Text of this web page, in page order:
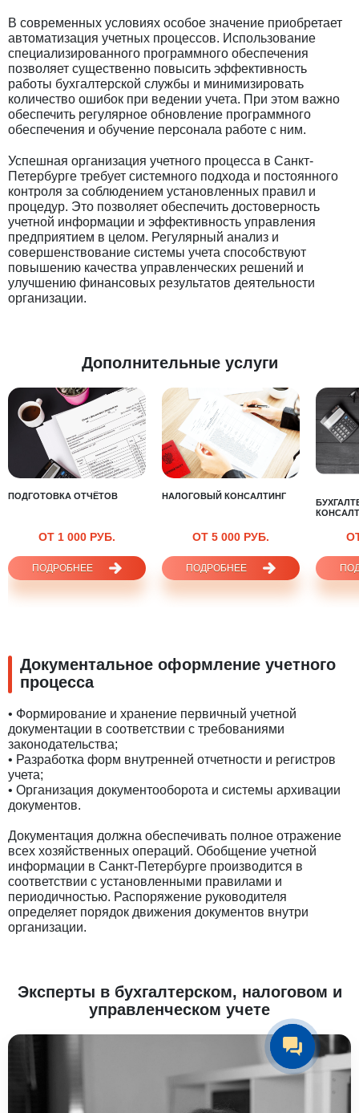
В современных условиях особое значение приобретает
автоматизация учетных процессов. Использование
специализированного программного обеспечения
позволяет существенно повысить эффективность
работы бухгалтерской службы и минимизировать
количество ошибок при ведении учета. При этом важно
обеспечить регулярное обновление программного
обеспечения и обучение персонала работе с ним.
Успешная организация учетного процесса в Санкт-
Петербурге требует системного подхода и постоянного
контроля за соблюдением установленных правил и
процедур. Это позволяет обеспечить достоверность
учетной информации и эффективность управления
предприятием в целом. Регулярный анализ и
совершенствование системы учета способствуют
повышению качества управленческих решений и
улучшению финансовых результатов деятельности
организации.
Дополнительные услуги
ПОДГОТОВКА ОТЧЁТОВ
ОТ 1 000 РУБ.
ПОДРОБНЕЕ
НАЛОГОВЫЙ КОНСАЛТИНГ
ОТ 5 000 РУБ.
ПОДРОБНЕЕ
Документальное оформление учетного
процесса
• Формирование и хранение первичный учетной
документации в соответствии с требованиями
законодательства;
• Разработка форм внутренней отчетности и регистров
учета;
• Организация документооборота и системы архивации
документов.
Документация должна обеспечивать полное отражение
всех хозяйственных операций. Обобщение учетной
информации в Санкт-Петербурге производится в
соответствии с установленными правилами и
периодичностью. Распоряжение руководителя
определяет порядок движения документов внутри
организации.
Эксперты в бухгалтерском, налоговом и
управленческом учете